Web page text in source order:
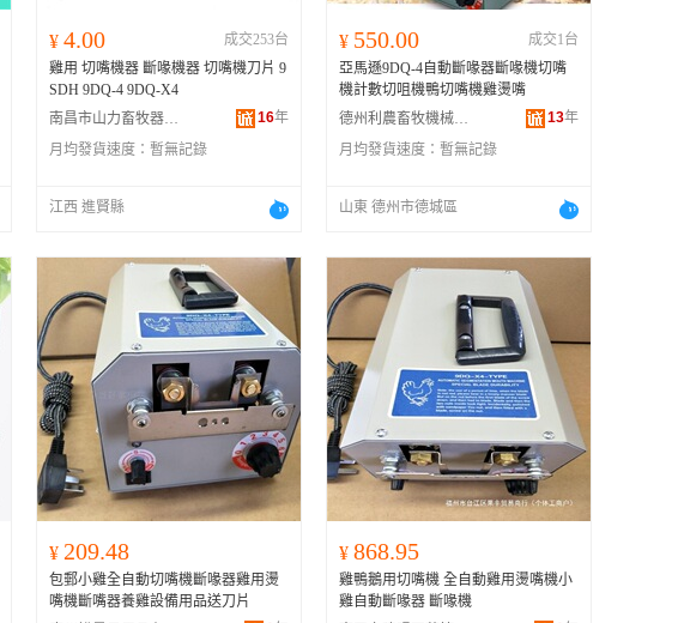
¥ 4.00
成交253台
雞用 切嘴機器 斷喙機器 切嘴機刀片 9
SDH 9DQ-4 9DQ-X4
南昌市山力畜牧器械有限公司
16年
月均發貨速度： 暫無記錄
江西 進賢縣
¥ 550.00
成交1台
亞馬遜9DQ-4自動斷喙器斷喙機切嘴
機計數切咀機鴨切嘴機雞燙嘴
德州利農畜牧機械有限公司
13年
月均發貨速度： 暫無記錄
山東 德州市德城區
¥ 209.48
包郵小雞全自動切嘴機斷喙器雞用燙
嘴機斷嘴器養雞設備用品送刀片
¥ 868.95
雞鴨鵝用切嘴機 全自動雞用燙嘴機小
雞自動斷喙器 斷喙機